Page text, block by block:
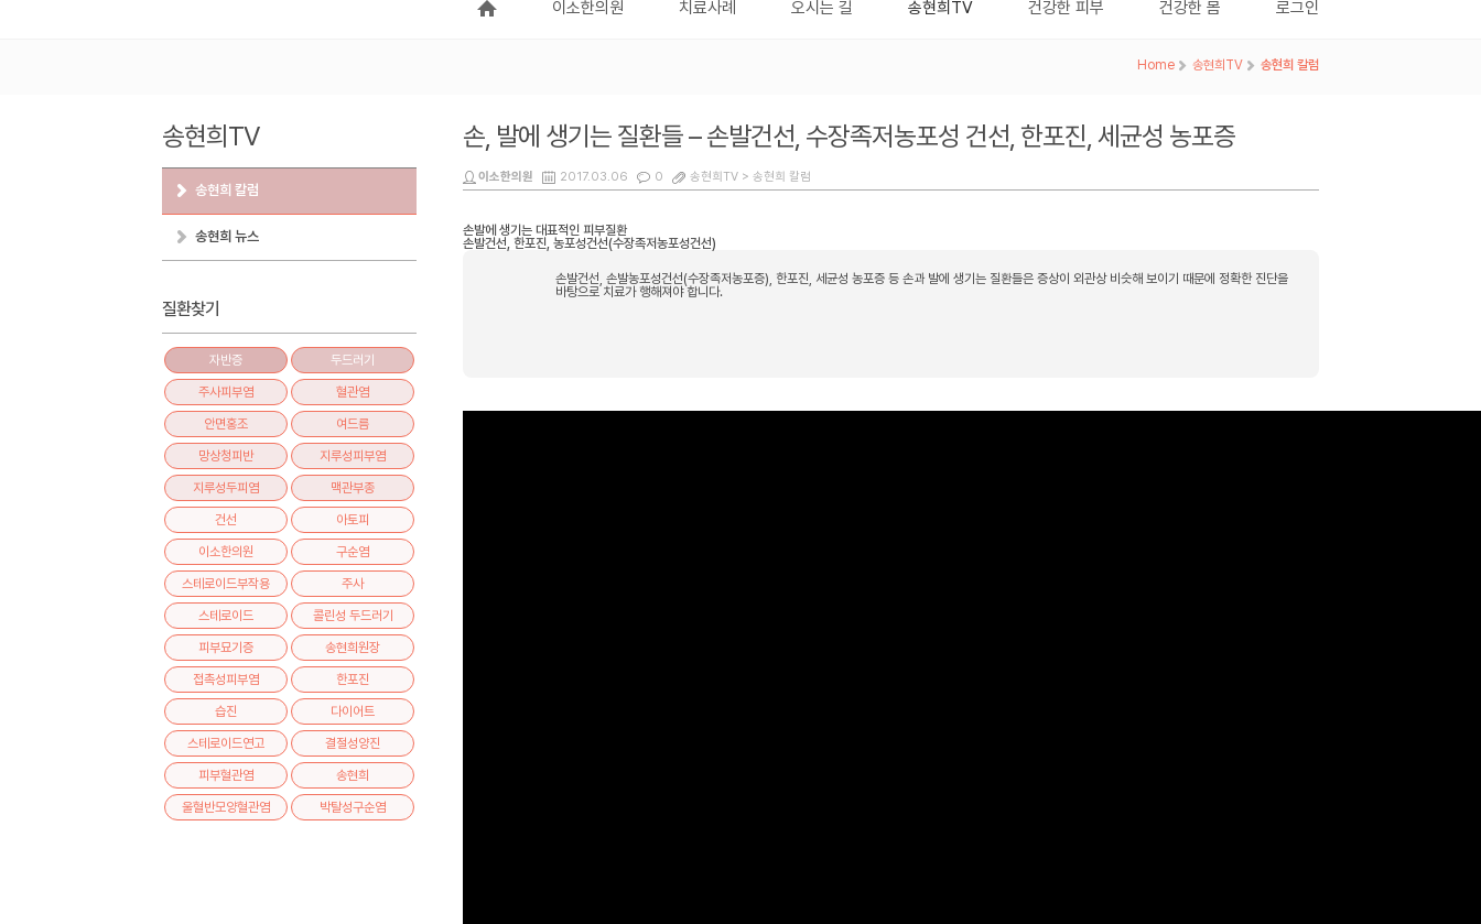
이소한의원 치료사례 오시는 길 송현희TV 건강한 피부 건강한 몸 로그인
Home > 송현희TV > 송현희 칼럼
손, 발에 생기는 질환들 – 손발건선, 수장족저농포성 건선, 한포진, 세균성 농포증
이소한의원 2017.03.06 0 송현희TV > 송현희 칼럼
손발에 생기는 대표적인 피부질환
손발건선, 한포진, 농포성건선(수장족저농포성건선)
손발건선, 손발농포성건선(수장족저농포증), 한포진, 세균성 농포증 등 손과 발에 생기는 질환들은 증상이 외관상 비슷해 보이기 때문에 정확한 진단을
바탕으로 치료가 행해져야 합니다.
송현희TV
송현희 칼럼
송현희 뉴스
질환찾기
자반증 두드러기
주사피부염 혈관염
안면홍조 여드름
망상청피반 지루성피부염
지루성두피염 맥관부종
건선 아토피
이소한의원 구순염
스테로이드부작용 주사
스테로이드 콜린성 두드러기
피부묘기증 송현희원장
접촉성피부염 한포진
습진 다이어트
스테로이드연고 결절성양진
피부혈관염 송현희
울혈반모양혈관염 박탈성구순염